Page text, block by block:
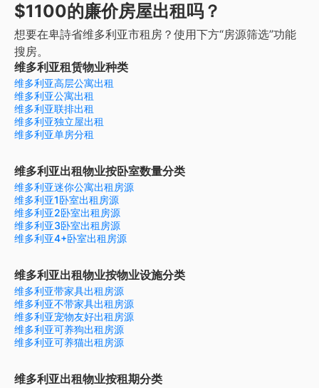
$1100的廉价房屋出租吗？
想要在卑詩省维多利亚市租房？使用下方“房源筛选”功能
搜房。
维多利亚租赁物业种类
维多利亚高层公寓出租
维多利亚公寓出租
维多利亚联排出租
维多利亚独立屋出租
维多利亚单房分租
维多利亚出租物业按卧室数量分类
维多利亚迷你公寓出租房源
维多利亚1卧室出租房源
维多利亚2卧室出租房源
维多利亚3卧室出租房源
维多利亚4+卧室出租房源
维多利亚出租物业按物业设施分类
维多利亚带家具出租房源
维多利亚不带家具出租房源
维多利亚宠物友好出租房源
维多利亚可养狗出租房源
维多利亚可养猫出租房源
维多利亚出租物业按租期分类